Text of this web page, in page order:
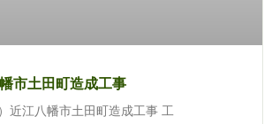
市土田町造成工事
近江八幡市土田町造成工事 工